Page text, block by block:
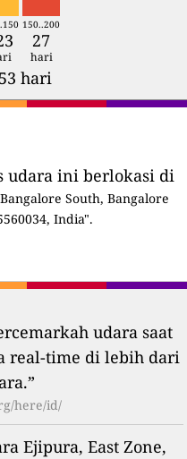
150..200
27
hari
hari
udara ini berlokasi di
South, Bangalore
India".
udara saat
real-time di lebih dari
here/id/
Ejipura, East Zone,